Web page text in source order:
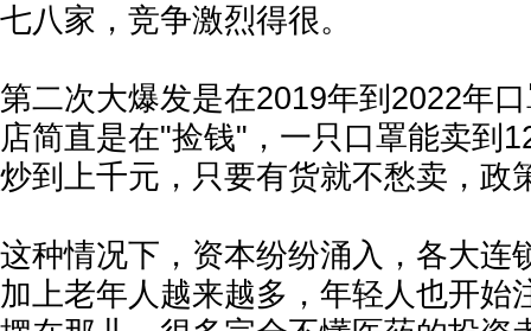
七八家，竞争激烈得很。
第二次大爆发是在2019年到2022年
店简直是在"捡钱"，一只口罩能卖到
炒到上千元，只要有货就不愁卖，政
这种情况下，资本纷纷涌入，各大连
加上老年人越来越多，年轻人也开始